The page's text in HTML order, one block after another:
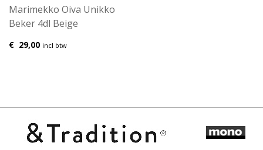
Marimekko Oiva Unikko
Beker 4dl Beige
€ 29,00 incl btw